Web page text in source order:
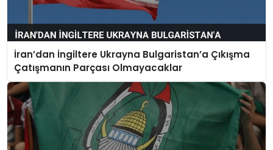
İran’dan İngiltere Ukrayna Bulgaristan’a Çıkışma
Çatışmanın Parçası Olmayacaklar